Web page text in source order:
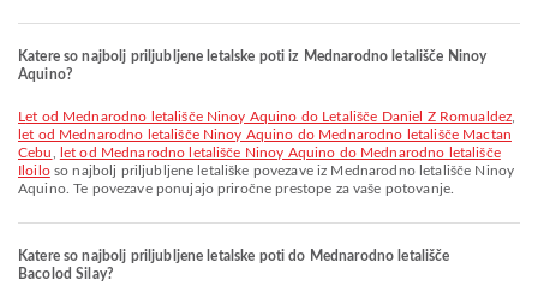
Katere so najbolj priljubljene letalske poti iz Mednarodno letališče Ninoy
Aquino?
let od Mednarodno letališče Ninoy Aquino do Letališče Daniel Z Romualdez
let od Mednarodno letališče Ninoy Aquino do Mednarodno letališče Mactan
Cebu
let od Mednarodno letališče Ninoy Aquino do Mednarodno letališče
Iloiloso najbolj priljubljene letališke povezave iz Mednarodno letališče Ninoy
Aquino. Te povezave ponujajo priročne prestope za vaše potovanje.
Katere so najbolj priljubljene letalske poti do Mednarodno letališče
Bacolod Silay?